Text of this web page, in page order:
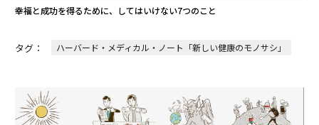
幸福と成功を得るために、してはいけない7つのこと
タグ： ハーバード・メディカル・ノート「新しい健康のモノサシ」